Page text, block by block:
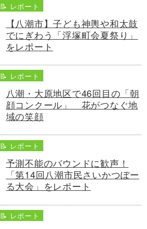
📝 レポート
【八潮市】子ども神輿や和太鼓
でにぎわう「浮塚町会夏祭り」
をレポート
📝 レポート
八潮・大原地区で46回目の「朝
顔コンクール」 花がつなぐ地
域の笑顔
📝 レポート
予測不能のバウンドに歓声！
「第14回八潮市民さいかつぼー
る大会」をレポート
📝 レポート